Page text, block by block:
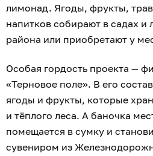
лимонад. Ягоды, фрукты,
напитков собирают в садах и
района или приобретают у
Особая гордость проекта —
«Терновое поле». В его
ягоды и фрукты, которые
и тёплого леса. А баночка
помещается в сумку и
сувениром из